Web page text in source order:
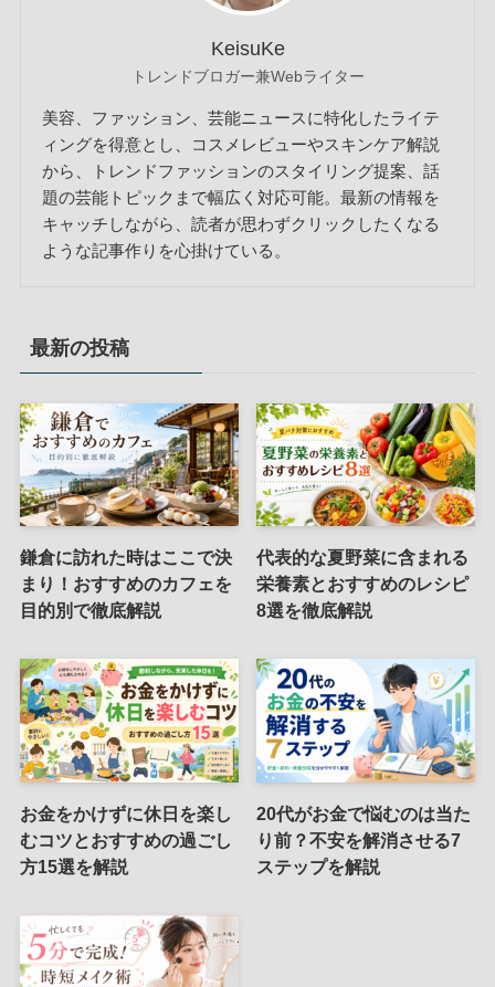
KeisuKe
トレンドブロガー兼Webライター
美容、ファッション、芸能ニュースに特化したライテ
ィングを得意とし、コスメレビューやスキンケア解説
から、トレンドファッションのスタイリング提案、話
題の芸能トピックまで幅広く対応可能。最新の情報を
キャッチしながら、読者が思わずクリックしたくなる
ような記事作りを心掛けている。
最新の投稿
鎌倉に訪れた時はここで決
まり！おすすめのカフェを
目的別で徹底解説
代表的な夏野菜に含まれる
栄養素とおすすめのレシピ
8選を徹底解説
お金をかけずに休日を楽し
むコツとおすすめの過ごし
方15選を解説
20代がお金で悩むのは当た
り前？不安を解消させる7
ステップを解説